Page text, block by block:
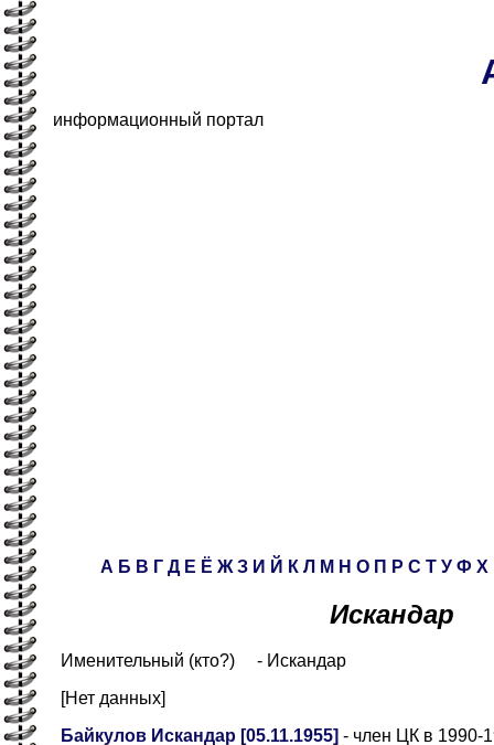
информационный портал
А Б В Г Д Е Ё Ж З И Й К Л М Н О П Р С Т У Ф Х
Искандар
Именительный (кто?) - Искандар
[Нет данных]
Байкулов Искандар [05.11.1955] - член ЦК в 1990-